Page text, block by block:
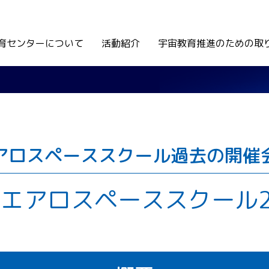
センターについて 活動紹介 宇宙教育推進のための取
ロスペーススクール過去の開催
アロスペーススクー